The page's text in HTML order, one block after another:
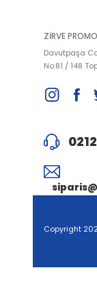
ZİRVE
Davutpaşa
No:81 / 148
Copyright